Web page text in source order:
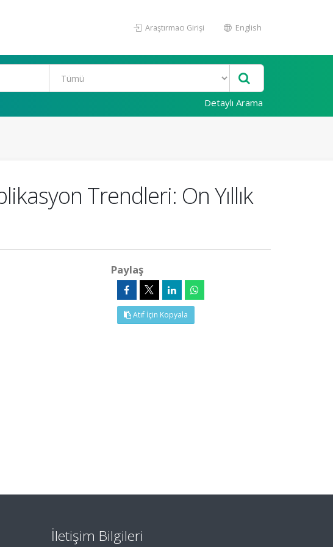
Araştırmacı Girişi English
Detaylı Arama
Trendleri: On Yıllık
Paylaş
Atıf İçin Kopyala
İletişim Bilgileri